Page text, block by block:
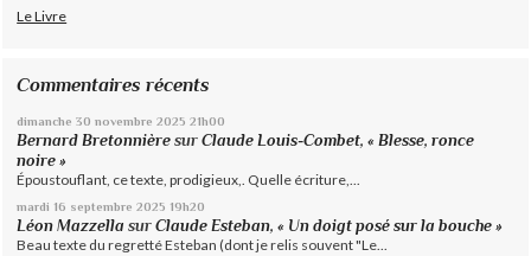
Le Livre
Commentaires récents
dimanche 30 novembre 2025 21h00
Bernard Bretonnière surClaude Louis-Combet, « Blesse, ronce
noire »
Époustouflant, ce texte, prodigieux,. Quelle écriture,...
mardi 16 septembre 2025 19h20
Léon Mazzella surClaude Esteban, « Un doigt posé sur la bouche »
Beau texte du regretté Esteban (dont je relis souvent "Le...